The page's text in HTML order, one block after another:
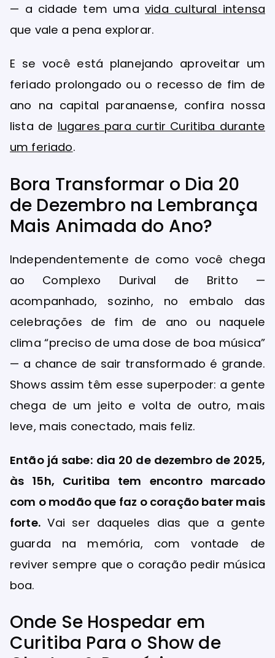
— a cidade tem umavida cultural intensa
que vale a pena explorar.
E se você está planejando aproveitar um
feriado prolongado ou o recesso de fim de
ano na capital paranaense, confira nossa
lista de lugares para curtir Curitiba durante
um feriado.
Bora Transformar o Dia 20
de Dezembro na Lembrança
Mais Animada do Ano?
Independentemente de como você chega
ao Complexo Durival de Britto —
acompanhado, sozinho, no embalo das
celebrações de fim de ano ou naquele
clima “preciso de uma dose de boa música”
— a chance de sair transformado é grande.
Shows assim têm esse superpoder: a gente
chega de um jeito e volta de outro, mais
leve, mais conectado, mais feliz.
Então já sabe: dia 20 de dezembro de 2025,
às 15h, Curitiba tem encontro marcado
com o modão que faz o coração bater mais
forte.Vai ser daqueles dias que a gente
guarda na memória, com vontade de
reviver sempre que o coração pedir música
boa.
Onde Se Hospedar em
Curitiba Para o Show de